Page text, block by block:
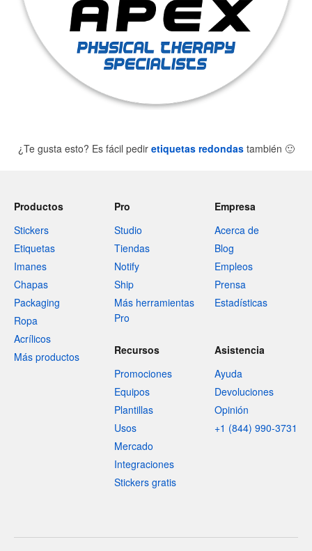
¿Te gusta esto? Es fácil pedir etiquetas redondastambién 🙂
Productos
Stickers
Etiquetas
Imanes
Chapas
Packaging
Ropa
Acrílicos
Más productos
Pro
Studio
Tiendas
Notify
Ship
Más herramientas
Pro
Empresa
Acerca de
Blog
Empleos
Prensa
Estadísticas
Recursos
Promociones
Equipos
Plantillas
Usos
Mercado
Integraciones
Stickers gratis
Asistencia
Ayuda
Devoluciones
Opinión
+1 (844) 990-3731